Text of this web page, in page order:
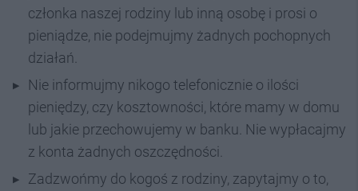
członka naszej rodziny lub inną osobę i prosi o
pieniądze, nie podejmujmy żadnych pochopnych
działań.
Nie informujmy nikogo telefonicznie o ilości
pieniędzy, czy kosztowności, które mamy w domu
lub jakie przechowujemy w banku. Nie wypłacajmy
z konta żadnych oszczędności.
Zadzwońmy do kogoś z rodziny, zapytajmy o to,